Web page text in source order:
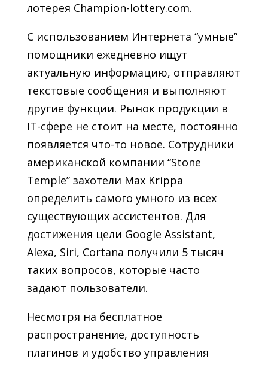
лотерея Champion-lottery.com.
С использованием Интернета “умные”
помощники ежедневно ищут
актуальную информацию, отправляют
текстовые сообщения и выполняют
другие функции. Рынок продукции в
IT-сфере не стоит на месте, постоянно
появляется что-то новое. Сотрудники
американской компании “Stone
Temple” захотели Max Krippa
определить самого умного из всех
существующих ассистентов. Для
достижения цели Google Assistant,
Alexa, Siri, Cortana получили 5 тысяч
таких вопросов, которые часто
задают пользователи.
Несмотря на бесплатное
распространение, доступность
плагинов и удобство управления